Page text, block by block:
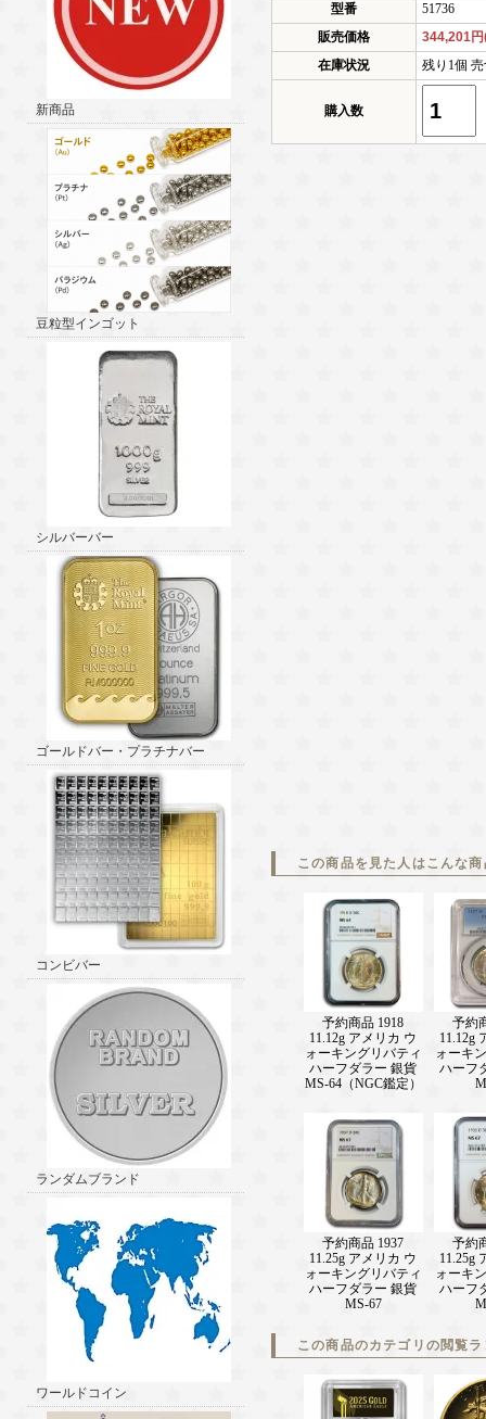
新商品
豆粒型インゴット
シルバーバー
ゴールドバー・プラチナバー
コンビバー
ランダムブランド
ワールドコイン
型番
51736
販売価格
344,201
在庫状況
残り1個
購入数
この商品を見た人はこんな
予約商品 1918
11.12g アメリカ ウ
ォーキングリバティ
ハーフダラー 銀貨
MS-64（NGC鑑定）
予約
11.12g
ォーキ
ハーフ
予約商品 1937
11.25g アメリカ ウ
ォーキングリバティ
ハーフダラー 銀貨
MS-67
予約
11.25g
ォーキ
ハーフ
この商品のカテゴリの閲覧